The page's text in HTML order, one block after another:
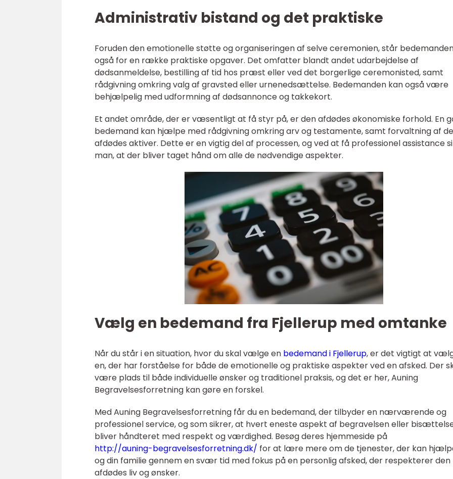
Administrativ bistand og det praktiske
Foruden den emotionelle støtte og organiseringen af selve ceremonien, står
også for en række praktiske opgaver. Det omfatter blandt andet udarbejdelse af
dødsanmeldelse, bestilling af tid hos præst eller ved det borgerlige ceremonisted, samt
rådgivning omkring valg af gravsted eller urnenedsættelse. Bedemanden kan også være
behjælpelig med udformning af dødsannonce og takkekort.
Et andet område, der er væsentligt at få styr på, er den afdødes økonomiske forhold. En
bedemand kan hjælpe med rådgivning omkring arv og testamente, samt forvaltning af
afdødes aktiver. Dette er en vigtig del af processen, og ved at få professionel assistance
man, at der bliver taget hånd om alle de nødvendige aspekter.
Vælg en bedemand fra Fjellerup med omtanke
Når du står i en situation, hvor du skal vælge en bedemand i Fjellerup, er det vigtigt at
en, der har forståelse for både de emotionelle og praktiske aspekter ved en afsked. Der
være plads til både individuelle ønsker og traditionel praksis, og det er her, Auning
Begravelsesforretning kan gøre en forskel.
Med Auning Begravelsesforretning får du en bedemand, der tilbyder en nærværende og
professionel service, og som sikrer, at hvert eneste aspekt af begravelsen eller
bliver håndteret med respekt og værdighed. Besøg deres hjemmeside på
http://auning-begravelsesforretning.dk/ for at lære mere om de tjenester, der kan
og din familie gennem en svær tid med fokus på en personlig afsked, der respekterer den
afdødes liv og ønsker.